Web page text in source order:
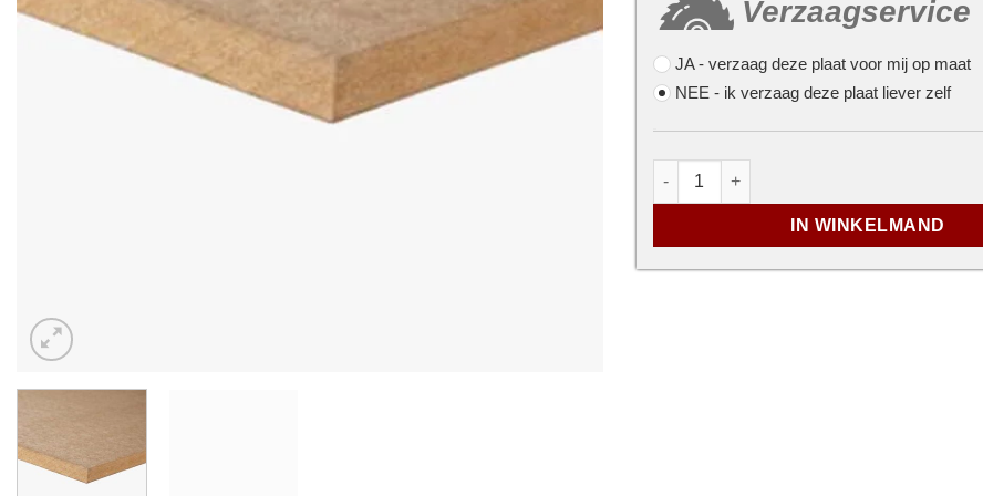
Verzaagservice
JA- verzaag deze plaat voor mij op maat
NEE - ik verzaag deze plaat liever zelf
MDF plaat - 6mm - 2440 x 1220mm aantal
IN WINKELMAND